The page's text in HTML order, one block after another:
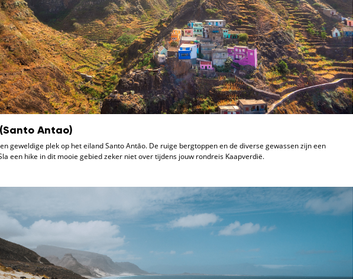
Antao)
geweldige plek op het eiland Santo Antāo. De ruige bergtoppen en de diverse gewassen zijn een
een hike in dit mooie gebied zeker niet over tijdens jouw rondreis Kaapverdië.